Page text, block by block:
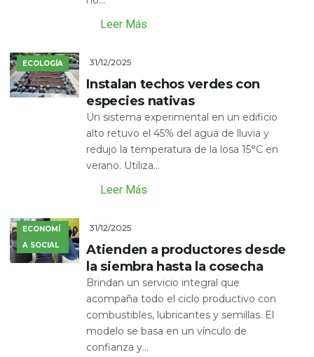
Leer Más
ECOLOGÍA 31/12/2025
Instalan techos verdes con
especies nativas
Un sistema experimental en un edificio
alto retuvo el 45% del agua de lluvia y
redujo la temperatura de la losa 15°C en
verano. Utiliza...
Leer Más
ECONOMÍ
A SOCIAL
31/12/2025
Atienden a productores desde
la siembra hasta la cosecha
Brindan un servicio integral que
acompaña todo el ciclo productivo con
combustibles, lubricantes y semillas. El
modelo se basa en un vínculo de
confianza y...